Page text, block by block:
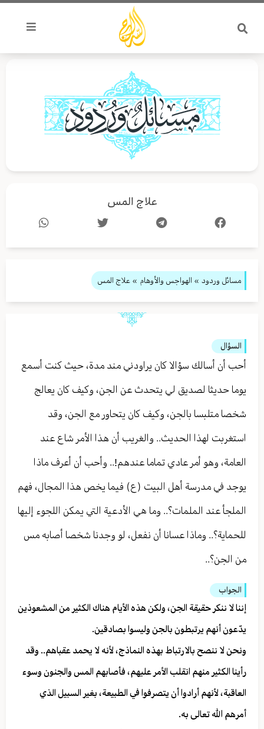
تخطي
المحتوى
علاج المس
مسائل وردود » الهواجس والأوهام » علاج المس
السؤال
أحب أن أسالك سؤالا كان يراودني مند مدة، حيث كنت أسمع
يوما حديثا لصديق لي يتحدث عن الجن، وكيف كان يعالج
شخصا متلبسا بالجن، وكيف كان يتحاور مع الجن، وقد
استغربت لهذا الحديث.. والغريب أن هذا الأمر شاع عند
العامة، وهو أمر عادي تماما عندهم!.. وأحب أن أعرف ماذا
يوجد في مدرسة أهل البيت (ع) فيما يخص هذا المجال، فهم
الملجأ عند الملمات؟.. وما هي الأدعية التي يمكن اللجوء إليها
للحماية؟.. وماذا عسانا أن نفعل، لو وجدنا شخصا أصابه مس
من الجن؟..
الجواب
إننا لا ننكر حقيقة الجن، ولكن هذه الأيام هناك الكثير من المشعوذين
يدّعون أنهم يرتبطون بالجن وليسوا بصادقين.
ونحن لا ننصح بالارتباط بهذه النماذج، لأنه لا يحمد عقباهم.. وقد
رأينا الكثير منهم انقلب الأمر عليهم، فأصابهم المس والجنون وسوء
العاقبة، لأنهم أرادوا أن يتصرفوا في الطبيعة، بغير السبيل الذي
أمرهم الله تعالى به.